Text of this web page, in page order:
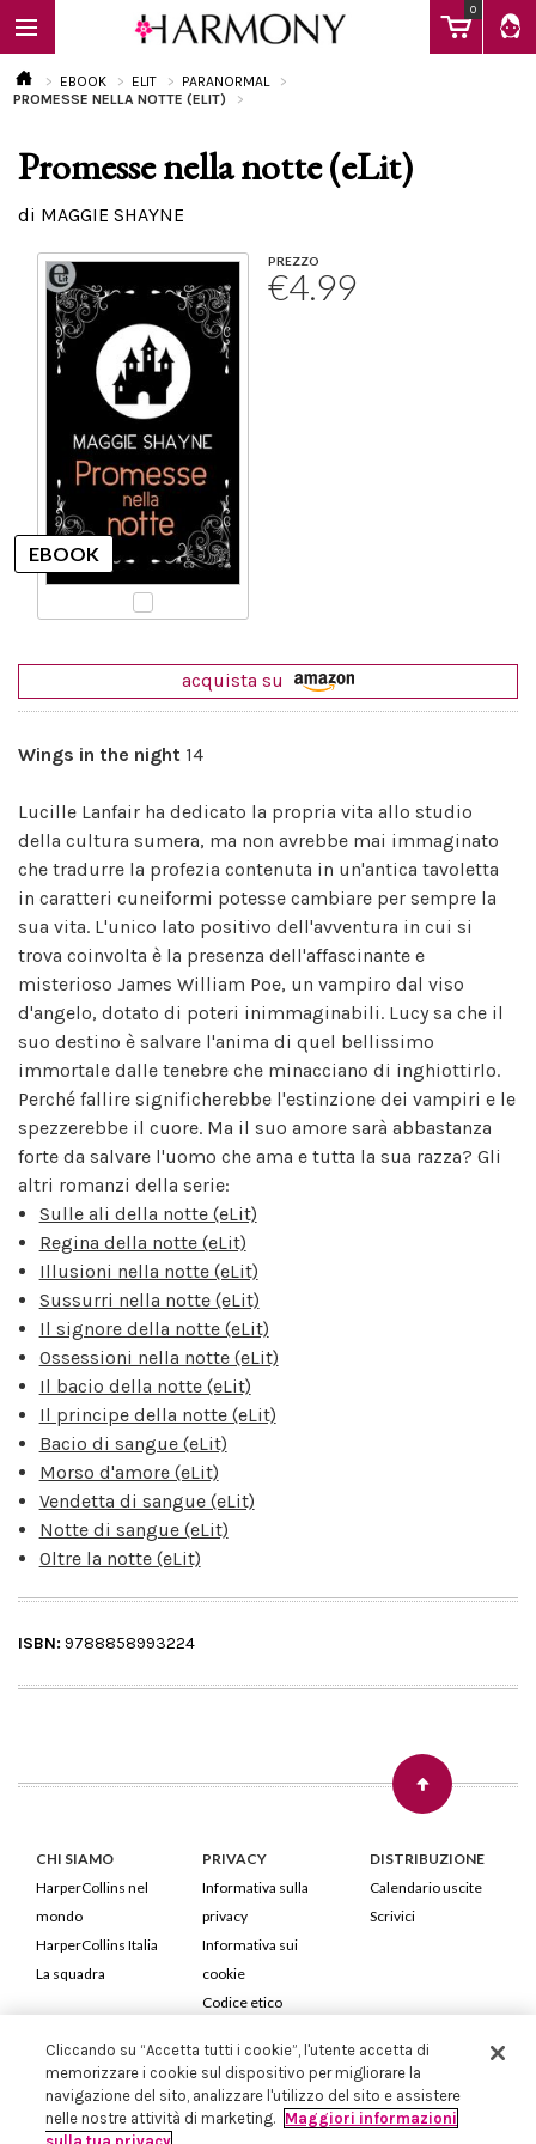
0
EBOOK
Calendario
EBOOK ELIT
PARANORMAL
PROMESSE NELLA NOTTE (ELIT)
Promesse nella notte (eLit)
di MAGGIE SHAYNE
PREZZO
€4.99
acquista su
Wings in the night 14
Lucille Lanfair ha dedicato la propria vita allo studio
della cultura sumera, ma non avrebbe mai immaginato
che tradurre la profezia contenuta in un'antica tavoletta
in caratteri cuneiformi potesse cambiare per sempre la
sua vita. L'unico lato positivo dell'avventura in cui si
trova coinvolta è la presenza dell'affascinante e
misterioso James William Poe, un vampiro dal viso
d'angelo, dotato di poteri inimmaginabili. Lucy sa che il
suo destino è salvare l'anima di quel bellissimo
immortale dalle tenebre che minacciano di inghiottirlo.
Perché fallire significherebbe l'estinzione dei vampiri e le
spezzerebbe il cuore. Ma il suo amore sarà abbastanza
forte da salvare l'uomo che ama e tutta la sua razza? Gli
altri romanzi della serie:
Sulle ali della notte (eLit)
Regina della notte (eLit)
Illusioni nella notte (eLit)
Sussurri nella notte (eLit)
Il signore della notte (eLit)
Ossessioni nella notte (eLit)
Il bacio della notte (eLit)
Il principe della notte (eLit)
Bacio di sangue (eLit)
Morso d'amore (eLit)
Vendetta di sangue (eLit)
Notte di sangue (eLit)
Oltre la notte (eLit)
ISBN: 9788858993224
CHI SIAMO
HarperCollins nel
mondo
HarperCollins Italia
La squadra
PRIVACY
Informativa sulla
privacy
Informativa sui
cookie
Codice etico
DISTRIBUZIONE
Calendario uscite
Scrivici
HarperCollins Italia S.p.A. Viale Monte Nero, 84 - 20135 Milano
Cod. Fiscale e P.IVA 05946780151 - Capitale Sociale 258.250 €
Iscritta in Milano al Registro delle imprese nr.198004 e REA nr.1051898
Cliccando su “Accetta tutti i cookie”, l'utente accetta di
memorizzare i cookie sul dispositivo per migliorare la
navigazione del sito, analizzare l'utilizzo del sito e assistere
nelle nostre attività di marketing. Maggiori informazioni